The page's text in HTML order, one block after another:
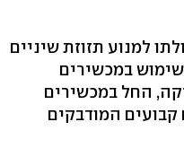
למנוע תזוזת שיניים
במכשירים
החל במכשירים
קבועים המודבקים